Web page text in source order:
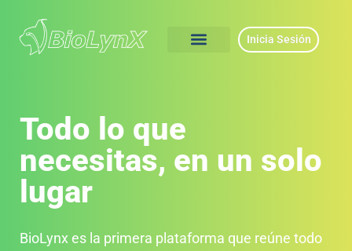
Inicia Sesión
Todo lo que
necesitas, en un solo
lugar
BioLynx es la primera plataforma que reúne todo